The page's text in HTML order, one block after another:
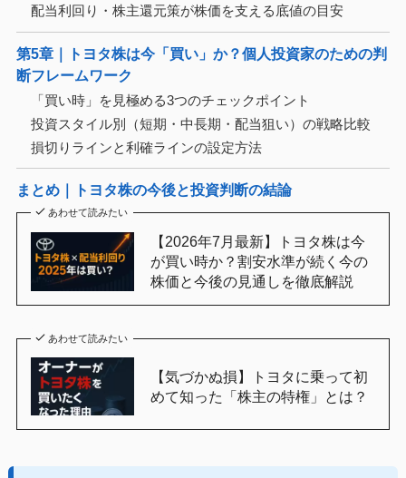
配当利回り・株主還元策が株価を支える底値の目安
第5章｜トヨタ株は今「買い」か？個人投資家のための判
断フレームワーク
「買い時」を見極める3つのチェックポイント
投資スタイル別（短期・中長期・配当狙い）の戦略比較
損切りラインと利確ラインの設定方法
まとめ｜トヨタ株の今後と投資判断の結論
あわせて読みたい
【2026年7月最新】トヨタ株は今
が買い時か？割安水準が続く今の
株価と今後の見通しを徹底解説
あわせて読みたい
【気づかぬ損】トヨタに乗って初
めて知った「株主の特権」とは？